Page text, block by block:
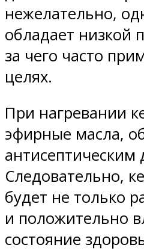
нежелательно,
обладает низкой
за чего часто
целях.
При нагревании
эфирные масла,
антисептическим
Следовательно,
будет не только
и положительно
состояние